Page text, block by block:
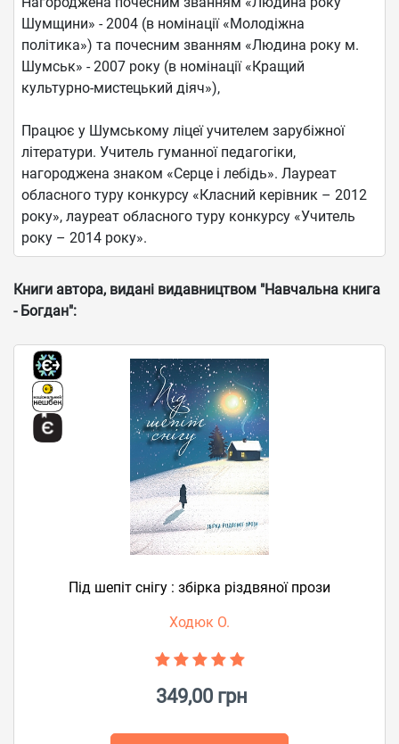
Шумщини» - 2004 (в номінації «Молодіжна
політика») та почесним званням «Людина року м.
Шумськ» - 2007 року (в номінації «Кращий
культурно-мистецький діяч»),
Працює у Шумському ліцеї учителем зарубіжної
літератури. Учитель гуманної педагогіки,
нагороджена знаком «Серце і лебідь». Лауреат
обласного туру конкурсу «Класний керівник – 2012
року», лауреат обласного туру конкурсу «Учитель
року – 2014 року».
Книги автора, видані видавництвом "Навчальна книга
- Богдан":
Під шепіт снігу : збірка різдвяної прози
Ходюк О.
349,00 грн